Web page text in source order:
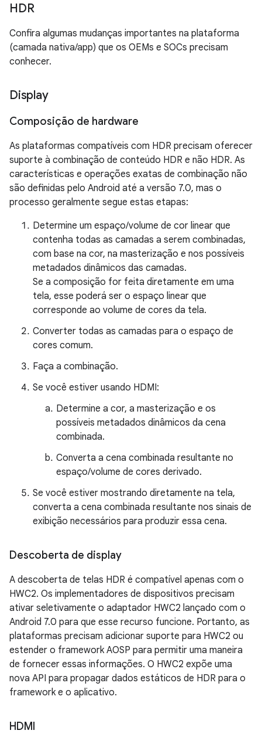
HDR
Confira algumas mudanças importantes na plataforma
(camada nativa/app) que os OEMs e SOCs precisam
conhecer.
Display
Composição de hardware
As plataformas compatíveis com HDR precisam oferecer
suporte à combinação de conteúdo HDR e não HDR. As
características e operações exatas de combinação não
são definidas pelo Android até a versão 7.0, mas o
processo geralmente segue estas etapas:
Determine um espaço/volume de cor linear que
contenha todas as camadas a serem combinadas,
com base na cor, na masterização e nos possíveis
metadados dinâmicos das camadas.
Se a composição for feita diretamente em uma
tela, esse poderá ser o espaço linear que
corresponde ao volume de cores da tela.
Converter todas as camadas para o espaço de
cores comum.
Faça a combinação.
Se você estiver usando HDMI:
Determine a cor, a masterização e os
possíveis metadados dinâmicos da cena
combinada.
Converta a cena combinada resultante no
espaço/volume de cores derivado.
Se você estiver mostrando diretamente na tela,
converta a cena combinada resultante nos sinais de
exibição necessários para produzir essa cena.
Descoberta de display
A descoberta de telas HDR é compatível apenas com o
HWC2. Os implementadores de dispositivos precisam
ativar seletivamente o adaptador HWC2 lançado com o
Android 7.0 para que esse recurso funcione. Portanto, as
plataformas precisam adicionar suporte para HWC2 ou
estender o framework AOSP para permitir uma maneira
de fornecer essas informações. O HWC2 expõe uma
nova API para propagar dados estáticos de HDR para o
framework e o aplicativo.
HDMI